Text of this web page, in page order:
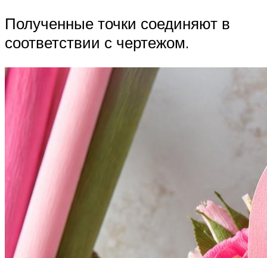
Полученные точки соединяют в
соответствии с чертежом.